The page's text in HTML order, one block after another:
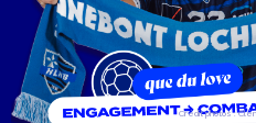
Crédit photos :